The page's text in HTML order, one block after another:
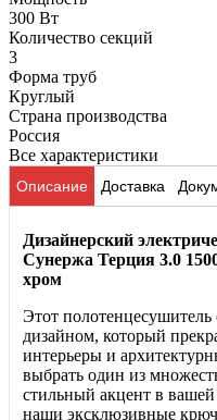
300 Вт
Количество секций
3
Форма труб
Круглый
Страна производства
Россия
Все характеристики
Описание Доставка
Дизайнерский
Сунержа Терция 3.0
хром
Этот
дизайном, который
интерьеры и
выбрать один из
стильный акцент в
наши эксклюзивные